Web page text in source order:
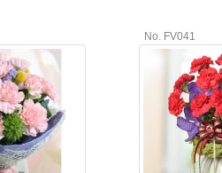
No. FV041